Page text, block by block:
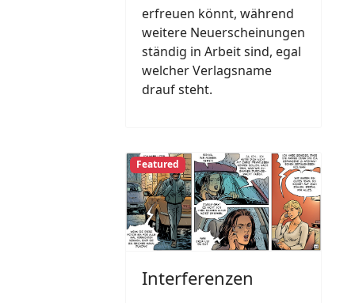
erfreuen könnt, während
weitere Neuerscheinungen
ständig in Arbeit sind, egal
welcher Verlagsname
drauf steht.
Featured
Interferenzen